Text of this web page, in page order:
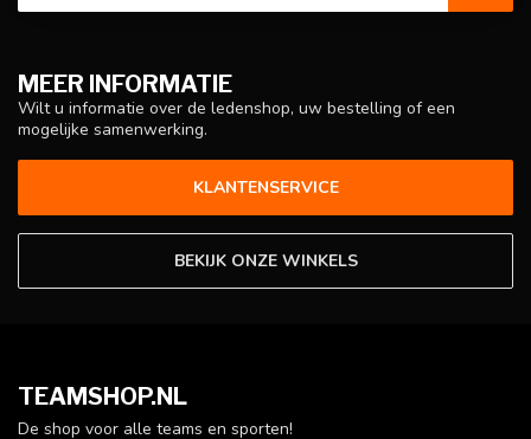
MEER INFORMATIE
Wilt u informatie over de ledenshop, uw bestelling of een
mogelijke samenwerking.
KLANTENSERVICE
BEKIJK ONZE WINKELS
TEAMSHOP.NL
De shop voor alle teams en sporten!